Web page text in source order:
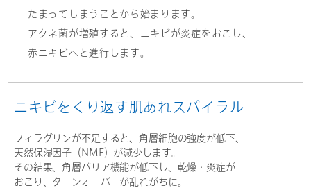
たまってしまうことから始まります。​
アクネ菌が増殖すると、ニキビが炎症をおこし、
赤ニキビへと進行します。​
ニキビをくり返す肌あれスパイラル
フィラグリンが不足すると、角層細胞の強度が低下、
天然保湿因子（NMF）が減少します。
その結果、角層バリア機能が低下し、乾燥・炎症が
おこり、ターンオーバーが乱れがちに。